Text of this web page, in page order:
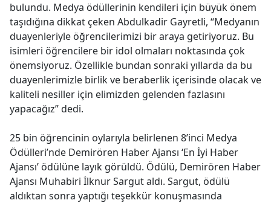
bulundu. Medya ödüllerinin kendileri için büyük önem
taşıdığına dikkat çeken Abdulkadir Gayretli, “Medyanın
duayenleriyle öğrencilerimizi bir araya getiriyoruz. Bu
isimleri öğrencilere bir idol olmaları noktasında çok
önemsiyoruz. Özellikle bundan sonraki yıllarda da bu
duayenlerimizle birlik ve beraberlik içerisinde olacak ve
kaliteli nesiller için elimizden gelenden fazlasını
yapacağız” dedi.
25 bin öğrencinin oylarıyla belirlenen 8’inci Medya
Ödülleri’nde Demirören Haber Ajansı ‘En İyi Haber
Ajansı’ ödülüne layık görüldü. Ödülü, Demirören Haber
Ajansı Muhabiri İlknur Sargut aldı. Sargut, ödülü
aldıktan sonra yaptığı teşekkür konuşmasında